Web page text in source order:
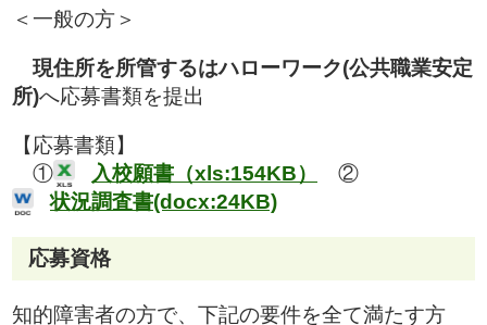
＜一般の方＞
現住所を所管するはハローワーク(公共職業安定
所)へ応募書類を提出
【応募書類】
①
入校願書（xls:154KB）
②
状況調査書(docx:24KB)
応募資格
知的障害者の方で、下記の要件を全て満たす方